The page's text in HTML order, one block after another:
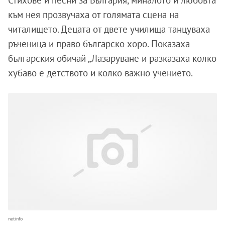
към нея прозвучаха от голямата сцена на
читалището. Децата от двете училища танцуваха
ръченица и право българско хоро. Показаха
българския обичай „Лазаруване и разказаха колко
хубаво е детството и колко важно учението.
netinfo